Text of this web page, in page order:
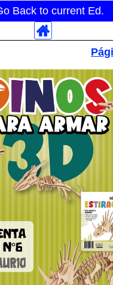
Back to current Ed.
Rubros